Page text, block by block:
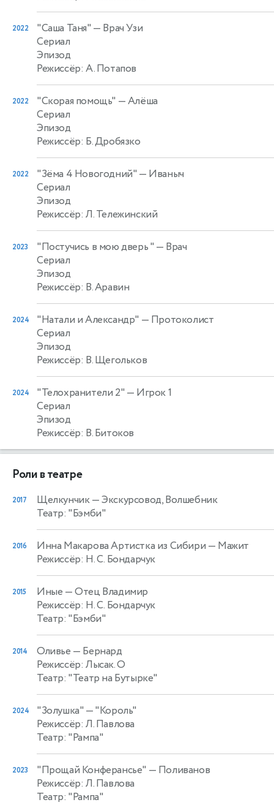
2022 "Саша Таня" — Врач Узи
Сериал
Эпизод
Режиссёр: А. Потапов
2022 "Скорая помощь" — Алёша
Сериал
Эпизод
Режиссёр: Б. Дробязко
2022 "Зёма 4 Новогодний" — Иваныч
Сериал
Эпизод
Режиссёр: Л. Тележинский
2023 "Постучись в мою дверь " — Врач
Сериал
Эпизод
Режиссёр: В. Аравин
2024 "Натали и Александр" — Протоколист
Сериал
Эпизод
Режиссёр: В. Щегольков
2024 "Телохранители 2" — Игрок 1
Сериал
Эпизод
Режиссёр: В. Битоков
Роли в театре
2017 Щелкунчик— Экскурсовод, Волшебник
Театр: "Бэмби"
2016 Инна Макарова Артистка из Сибири — Мажит
Режиссёр: Н. С. Бондарчук
2015 Иные — Отец Владимир
Режиссёр: Н. С. Бондарчук
Театр: "Бэмби"
2014 Оливье — Бернард
Режиссёр: Лысак. О
Театр: "Театр на Бутырке"
2024 "Золушка" — "Король"
Режиссёр: Л. Павлова
Театр: "Рампа"
2023 "Прощай Конферансье" — Поливанов
Режиссёр: Л. Павлова
Театр: "Рампа"